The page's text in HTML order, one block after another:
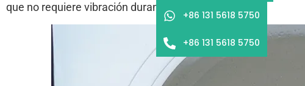
que no requiere vibración durante la colocación.
+86 131 5618 5750
+86 131 5618 5750